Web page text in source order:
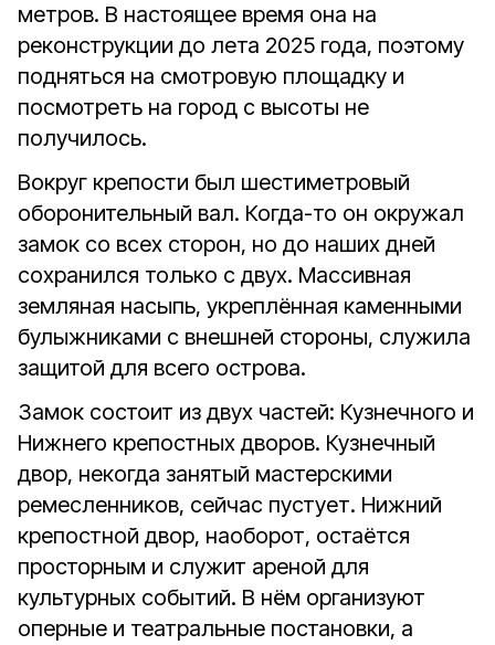
метров. В настоящее время она на
реконструкции до лета 2025 года, поэтому
подняться на смотровую площадку и
посмотреть на город с высоты не
получилось.
Вокруг крепости был шестиметровый
оборонительный вал. Когда-то он окружал
замок со всех сторон, но до наших дней
сохранился только с двух. Массивная
земляная насыпь, укреплённая каменными
булыжниками с внешней стороны, служила
защитой для всего острова.
Замок состоит из двух частей: Кузнечного и
Нижнего крепостных дворов. Кузнечный
двор, некогда занятый мастерскими
ремесленников, сейчас пустует. Нижний
крепостной двор, наоборот, остаётся
просторным и служит ареной для
культурных событий. В нём организуют
оперные и театральные постановки, а